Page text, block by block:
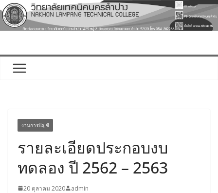
Skip
to
content
งานการบัญชี
รายละเอียดประกอบงบ
ทดลอง ปี 2562 – 2563
20 ตุลาคม 2020 admin